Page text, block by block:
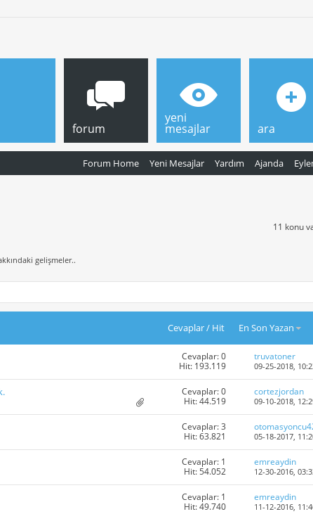
forum
Forum Home Yeni Mesajlar Yardım Ajanda
yeni
mesajlar ara
11 konu
gelişmeler..
Cevaplar/ Hit En Son Yazan
Cevaplar: 0
Hit: 193.119
truvatoner
09-25-2018,
Cevaplar: 0
Hit: 44.519
cortezjordan
09-10-2018,
Cevaplar: 3
Hit: 63.821
05-18-2017,
Cevaplar: 1
Hit: 54.052
emreaydin
12-30-2016,
Cevaplar: 1
Hit: 49.740
emreaydin
11-12-2016,